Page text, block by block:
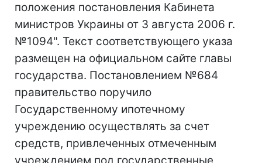
положения постановления Кабинета
министров Украины от 3 августа 2006 г.
№1094". Текст соответствующего указа
размещен на официальном сайте главы
государства. Постановлением №684
правительство поручило
Государственному ипотечному
учреждению осуществлять за счет
средств, привлеченных отмеченным